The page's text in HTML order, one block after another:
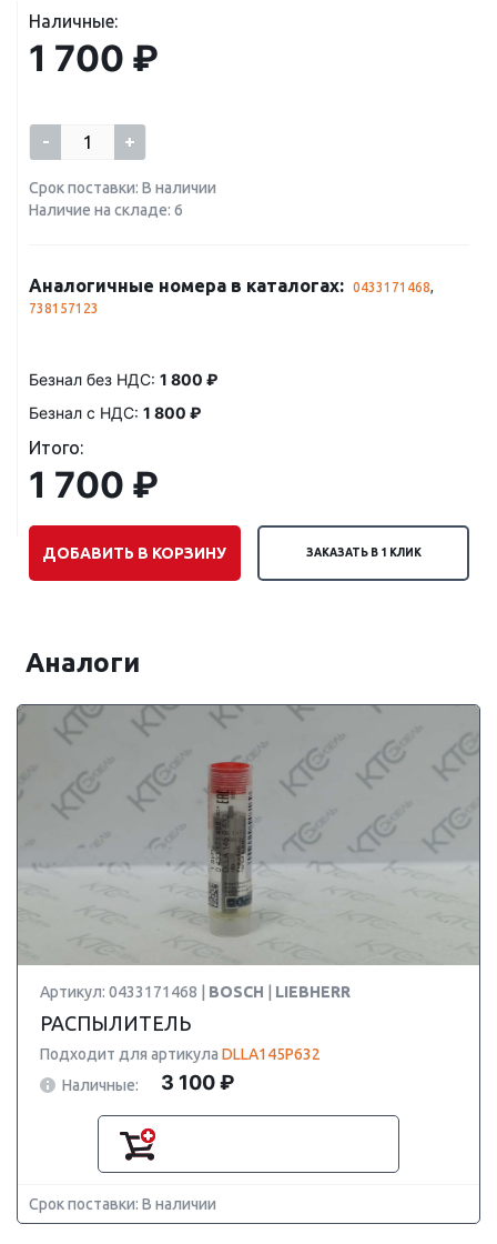
Наличные:
1 700 ₽
- +
Срок поставки: В наличии
Наличие на складе: 6
Аналогичные номера в каталогах: 0433171468,
738157123
Безнал без НДС: 1 800 ₽
Безнал с НДС: 1 800 ₽
Итого:
1 700 ₽
ДОБАВИТЬ В КОРЗИНУ ЗАКАЗАТЬ В 1 КЛИК
Аналоги
Артикул: 0433171468 | BOSCH LIEBHERR
РАСПЫЛИТЕЛЬ
Подходит для артикула DLLA145P632
Наличные:
3 100 ₽
Срок поставки: В наличии